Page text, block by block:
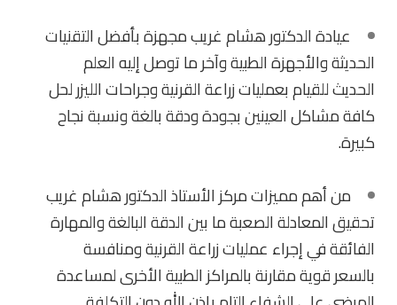
عيادة الدكتور هشام غريب مجهزة بأفضل التقنيات
الحديثة والأجهزة الطبية وآخر ما توصل إليه العلم
الحديث للقيام بعمليات زراعة القرنية وجراحات الليزر لحل
كافة مشاكل العينين بجودة ودقة بالغة ونسبة نجاح
كبيرة.
من أهم مميزات مركز الأستاذ الدكتور هشام غريب
تحقيق المعادلة الصعبة ما بين الدقة البالغة والمهارة
الفائقة في إجراء عمليات زراعة القرنية ومنافسة
بالسعر قوية مقارنة بالمراكز الطبية الأخرى لمساعدة